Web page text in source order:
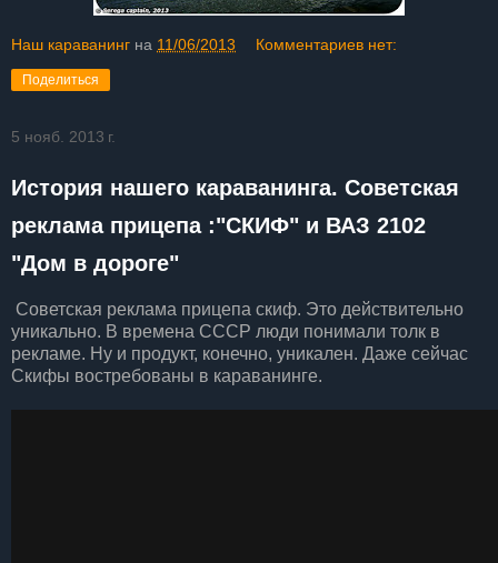
Наш караванинг на 11/06/2013 Комментариев нет:
Поделиться
5 нояб. 2013 г.
История нашего караванинга. Советская
реклама прицепа :"СКИФ" и ВАЗ 2102
"Дом в дороге"
Советская реклама прицепа скиф. Это действительно
уникально. В времена СССР люди понимали толк в
рекламе. Ну и продукт, конечно, уникален. Даже сейчас
Скифы востребованы в караванинге.